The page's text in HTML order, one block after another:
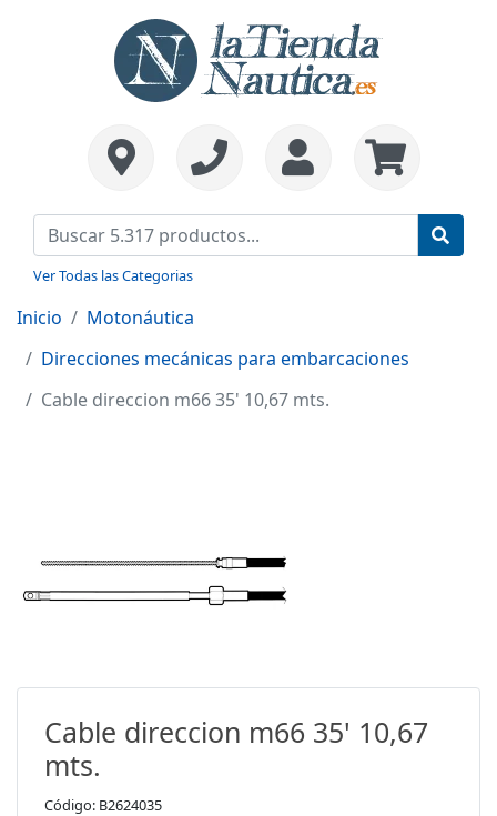
Ver Todas las Categorias
Inicio
Motonáutica
Direcciones mecánicas para embarcaciones
Cable direccion m66 35' 10,67 mts.
Cable direccion m66 35' 10,67
mts.
Código: B2624035